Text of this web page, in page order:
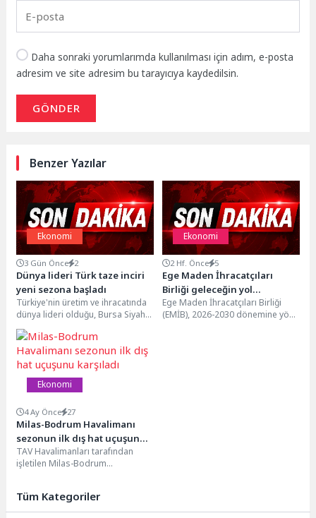
Daha sonraki yorumlarımda kullanılması için adım, e-posta
adresim ve site adresim bu tarayıcıya kaydedilsin.
GÖNDER
Benzer Yazılar
Ekonomi
3 Gün Önce 2
Dünya lideri Türk taze inciri
yeni sezona başladı
Türkiye'nin üretim ve ihracatında
dünya lideri olduğu, Bursa Siyahı
incirin ve Sarılop taze incirin
ihracat...
Ekonomi
2 Hf. Önce 5
Ege Maden İhracatçıları
Birliği geleceğin yol
haritasını belirliyor
Ege Maden İhracatçıları Birliği
(EMİB), 2026-2030 dönemine yön
Ekonomi
4 Ay Önce 27
Milas-Bodrum Havalimanı
sezonun ilk dış hat uçuşunu
karşıladı
TAV Havalimanları tarafından
işletilen Milas-Bodrum
uçuşla yaz sezonuna giriş yaptı.
Bugün...
Tüm Kategoriler